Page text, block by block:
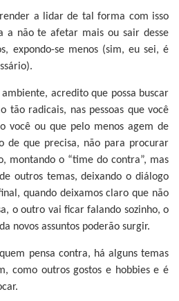
a lidar de tal forma com isso
a não te afetar mais ou sair desse
expondo-se menos (sim, eu sei, é
acredito que possa buscar
tão radicais, nas pessoas que você
você ou que pelo menos agem de
de que precisa, não para procurar
montando o “time do contra”, mas
outros temas, deixando o diálogo
quando deixamos claro que não
o outro vai ficar falando sozinho, o
novos assuntos poderão surgir.
pensa contra, há alguns temas
como outros gostos e hobbies e é